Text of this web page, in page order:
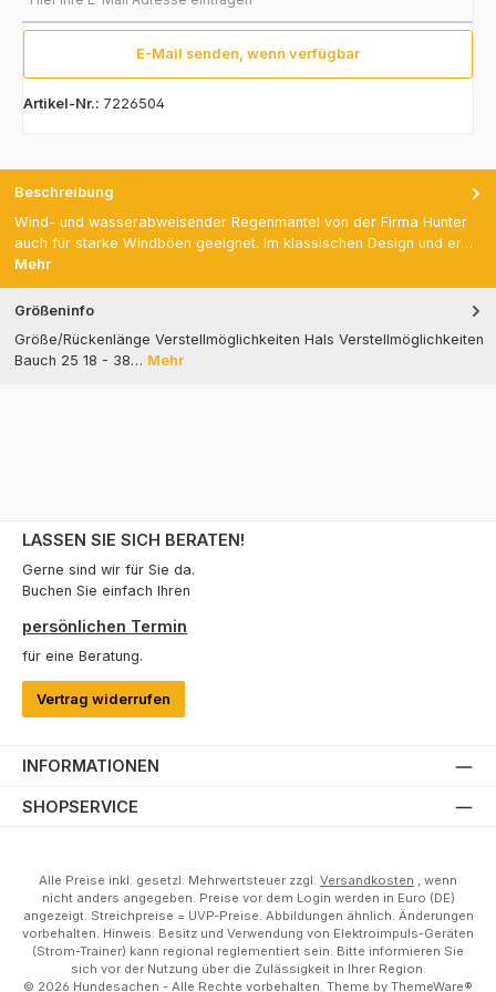
E-Mail senden, wenn verfügbar
Artikel-Nr.: 7226504
Beschreibung
Wind- und wasserabweisender Regenmantel von der Firma Hunter
auch für starke Windböen geeignet. Im klassischen Design und er…
Mehr
Größeninfo
Größe/Rückenlänge Verstellmöglichkeiten Hals Verstellmöglichkeiten
Bauch 25 18 - 38… Mehr
LASSEN SIE SICH BERATEN!
Gerne sind wir für Sie da.
Buchen Sie einfach Ihren
persönlichen Termin
für eine Beratung.
Vertrag widerrufen
INFORMATIONEN
SHOPSERVICE
Alle Preise inkl. gesetzl. Mehrwertsteuer zzgl. Versandkosten , wenn
nicht anders angegeben. Preise vor dem Login werden in Euro (DE)
angezeigt. Streichpreise = UVP-Preise. Abbildungen ähnlich. Änderungen
vorbehalten. Hinweis: Besitz und Verwendung von Elektroimpuls-Geräten
(Strom-Trainer) kann regional reglementiert sein. Bitte informieren Sie
sich vor der Nutzung über die Zulässigkeit in Ihrer Region.
© 2026 Hundesachen - Alle Rechte vorbehalten. Theme by ThemeWare®